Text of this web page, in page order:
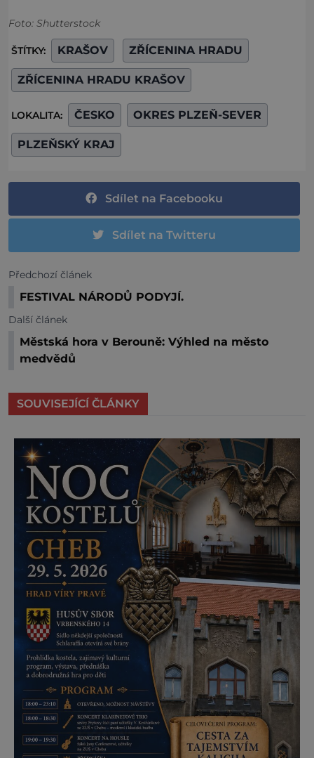
Foto: Shutterstock
ŠTÍTKY: KRAŠOV ZŘÍCENINA HRADU
ZŘÍCENINA HRADU KRAŠOV
LOKALITA: ČESKO OKRES PLZEŇ-SEVER
PLZEŇSKÝ KRAJ
Sdílet na Facebooku
Sdílet na Twitteru
Předchozí článek
FESTIVAL NÁRODŮ PODYJÍ.
Další článek
Městská hora v Berouně: Výhled na město
medvědů
SOUVISEJÍCÍ ČLÁNKY